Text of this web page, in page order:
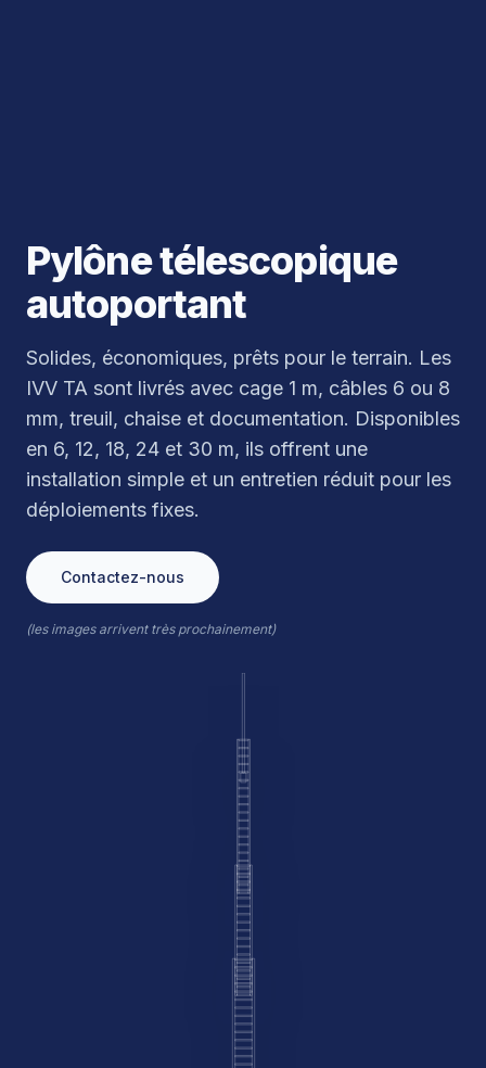
Pylône télescopique
autoportant
Solides, économiques, prêts pour le terrain. Les
IVV TA sont livrés avec cage 1 m, câbles 6 ou 8
mm, treuil, chaise et documentation. Disponibles
en 6, 12, 18, 24 et 30 m, ils offrent une
installation simple et un entretien réduit pour les
déploiements fixes.
Contactez-nous
(les images arrivent très prochainement)